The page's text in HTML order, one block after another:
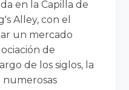
en la Capilla de
Alley, con el
un mercado
de
de los siglos, la
numerosas